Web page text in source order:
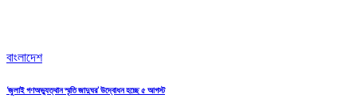
বাংলাদেশ
‘জুলাই গণঅভ্যুত্থান স্মৃতি জাদুঘর’ উদ্বোধন হচ্ছে ৫ আগস্ট